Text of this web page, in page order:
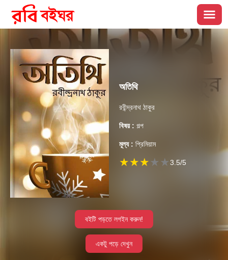
অতিথি
রবীন্দ্রনাথ ঠাকুর
বিষয় : গল্প
মূল্য : প্রিমিয়াম
★★★★★3.5/5
বইটি পড়তে লগইন করুন!
একটু পড়ে দেখুন